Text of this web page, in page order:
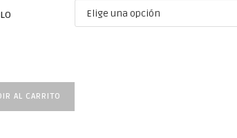
AL CARRITO